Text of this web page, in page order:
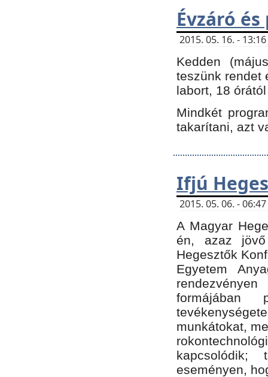
Évzáró
2015. 05. 16. -
Kedden
teszünk rendet
labort, 18
Mindkét
takarítani, azt
Ifjú
2015. 05. 06. -
A Magyar
én, azaz
Hegesztők
Egyetem
formájában
munkátokat,
eseményen,